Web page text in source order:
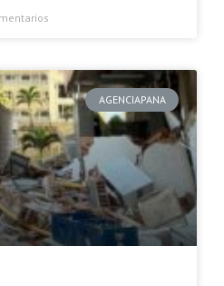
AGENCIAPANA